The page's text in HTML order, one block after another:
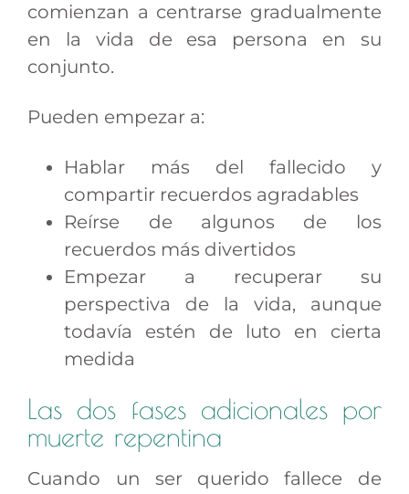
comienzan a centrarse gradualmente
en la vida de esa persona en su
conjunto.
Pueden empezar a:
Hablar más del fallecido y
compartir recuerdos agradables
Reírse de algunos de los
recuerdos más divertidos
Empezar a recuperar su
perspectiva de la vida, aunque
todavía estén de luto en cierta
medida
Las dos fases adicionales por
muerte repentina
Cuando un ser querido fallece de